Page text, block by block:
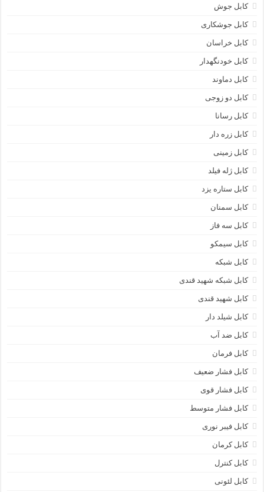
کابل جوش
کابل جوشکاری
کابل خراسان
کابل خودنگهدار
کابل دماوند
کابل دو زوجی
کابل رسانا
کابل زره دار
کابل زمینی
کابل ژله فیلد
کابل ستاره یزد
کابل سمنان
کابل سه فاز
کابل سیمکو
کابل شبکه
کابل شبکه شهید قندی
کابل شهید قندی
کابل شیلد دار
کابل ضد آب
کابل فرمان
کابل فشار ضعیف
کابل فشار قوی
کابل فشار متوسط
کابل فیبر نوری
کابل کرمان
کابل کنترل
کابل لئونی